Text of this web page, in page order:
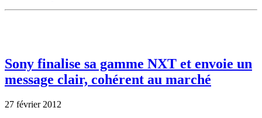
Sony finalise sa gamme NXT et envoie un
message clair, cohérent au marché
27 février 2012